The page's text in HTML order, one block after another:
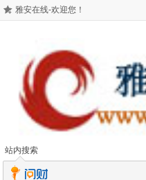
雅安在线-欢迎您！
站内搜索